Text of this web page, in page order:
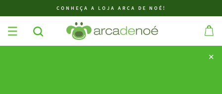
CONHEÇA A LOJA ARCA DE NOÉ!
✕
✕